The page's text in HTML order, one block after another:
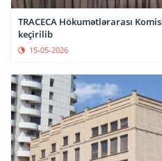
TRACECA Hökumətlərarası
keçirilib
15-05-2026